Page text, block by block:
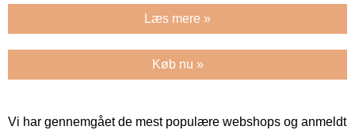
Læs mere »
Køb nu »
Vi har gennemgået de mest populære webshops og anmeldt